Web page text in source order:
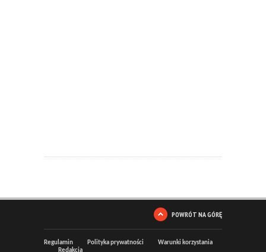
POWRÓT NA GÓRĘ
Regulamin Polityka prywatności
Warunki korzystania
Redakcja